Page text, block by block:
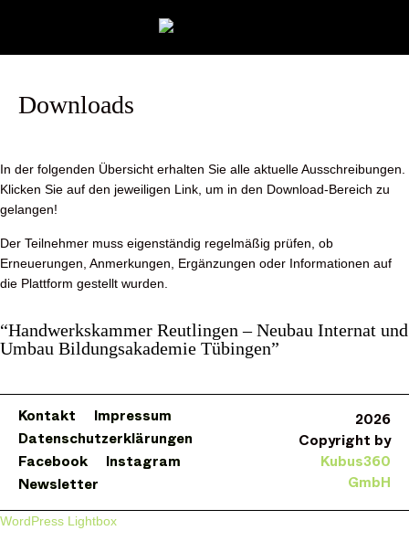
Downloads
In der folgenden Übersicht erhalten Sie alle aktuelle Ausschreibungen.
Klicken Sie auf den jeweiligen Link, um in den Download-Bereich zu
gelangen!
Der Teilnehmer muss eigenständig regelmäßig prüfen, ob
Erneuerungen, Anmerkungen, Ergänzungen oder Informationen auf
die Plattform gestellt wurden.
“Handwerkskammer Reutlingen – Neubau Internat und
Umbau Bildungsakademie Tübingen”
Kontakt Impressum
Datenschutzerklärungen
Facebook Instagram
Newsletter
2026
Copyright by
Kubus360
GmbH
WordPress Lightbox